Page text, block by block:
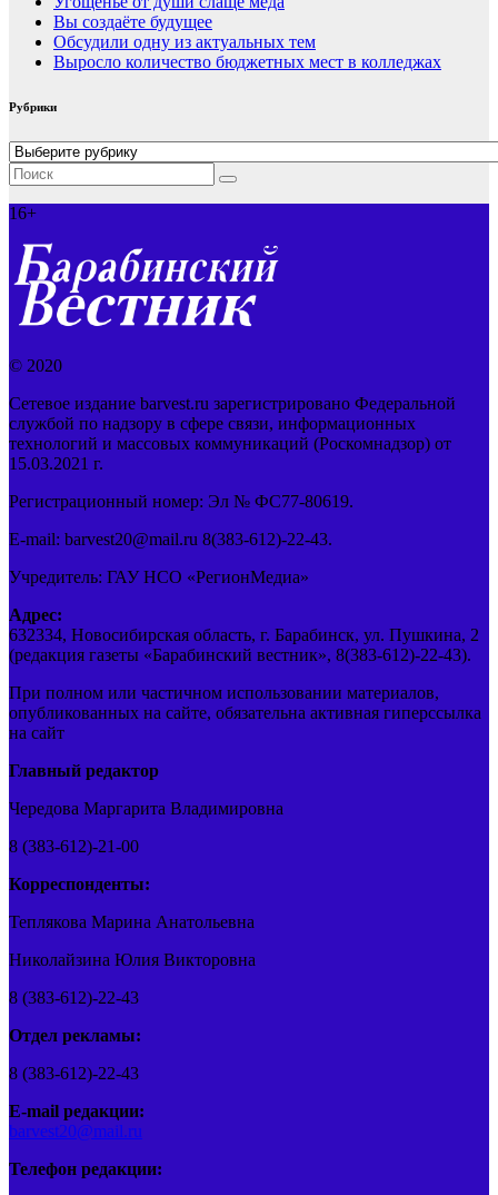
Вы создаёте будущее
Обсудили одну из актуальных тем
Выросло количество бюджетных мест в колледжах
Рубрики
Рубрики
16+
© 2020
Сетевое издание barvest.ru зарегистрировано Федеральной
службой по надзору в сфере связи, информационных
технологий и массовых коммуникаций (Роскомнадзор) от
15.03.2021 г.
Регистрационный номер: Эл № ФС77-80619.
E-mail: barvest20@mail.ru 8(383-612)-22-43.
Учредитель: ГАУ НСО «РегионМедиа»
Адрес:
632334, Новосибирская область, г. Барабинск, ул. Пушкина, 2
(редакция газеты «Барабинский вестник», 8(383-612)-22-43).
При полном или частичном использовании материалов,
опубликованных на сайте, обязательна активная гиперссылка
на сайт
Главный редактор
Чередова Маргарита Владимировна
8 (383-612)-21-00
Корреспонденты:
Теплякова Марина Анатольевна
Николайзина Юлия Викторовна
8 (383-612)-22-43
Отдел рекламы:
8 (383-612)-22-43
E-mail редакции:
barvest20@mail.ru
Телефон редакции: